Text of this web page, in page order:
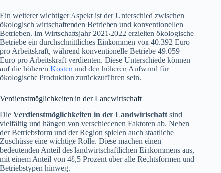
Ein weiterer wichtiger Aspekt ist der Unterschied zwischen
ökologisch wirtschaftenden Betrieben und konventionellen
Betrieben. Im Wirtschaftsjahr 2021/2022 erzielten ökologische
Betriebe ein durchschnittliches Einkommen von 40.392 Euro
pro Arbeitskraft, während konventionelle Betriebe 49.059
Euro pro Arbeitskraft verdienten. Diese Unterschiede können
auf die höheren Kosten und den höheren Aufwand für
ökologische Produktion zurückzuführen sein.
Verdienstmöglichkeiten in der Landwirtschaft
Die Verdienstmöglichkeiten in der Landwirtschaft sind
vielfältig und hängen von verschiedenen Faktoren ab. Neben
der Betriebsform und der Region spielen auch staatliche
Zuschüsse eine wichtige Rolle. Diese machen einen
bedeutenden Anteil des landwirtschaftlichen Einkommens aus,
mit einem Anteil von 48,5 Prozent über alle Rechtsformen und
Betriebstypen hinweg.